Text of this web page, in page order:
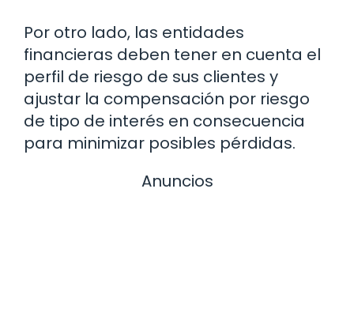
Por otro lado, las entidades
financieras deben tener en cuenta el
perfil de riesgo de sus clientes y
ajustar la compensación por riesgo
de tipo de interés en consecuencia
para minimizar posibles pérdidas.
Anuncios